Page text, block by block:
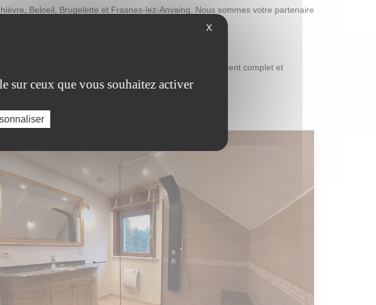
Beloeil, Brugelette et Frasnes-lez-Anvaing. Nous sommes votre partenaire
ou planifier une intervention rapide.
pour un aménagement complet et
X
sur ceux que vous souhaitez activer